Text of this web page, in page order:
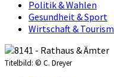
Politik & Wahlen
Gesundheit & Sport
Wirtschaft &
Titelbild: © C. Dreyer